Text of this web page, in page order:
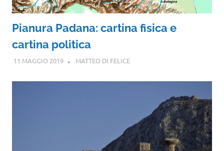
Pianura Padana: cartina fisica e
cartina politica
11 MAGGIO 2019 MATTEO DI FELICE